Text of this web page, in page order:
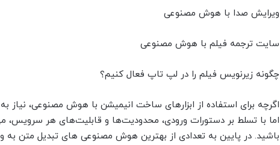
ویرایش صدا با هوش مصنوعی
سایت ترجمه فیلم با هوش مصنوعی
چگونه زیرنویس فیلم را در لپ تاپ فعال کنیم؟
اگرچه برای استفاده از ابزارهای ساخت انیمیشن با هوش مصنوعی، نیاز
اما با تسلط بر دستورات ورودی، محدودیت‌ها و قابلیت‌های هر سرویس،
باشید. در پایین به تعدادی از بهترین هوش مصنوعی های تبدیل متن به